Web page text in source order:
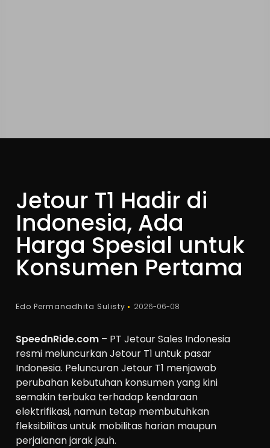
Jetour T1 Hadir di
Indonesia, Ada
Harga Spesial untuk
Konsumen Pertama
Edo Permanadhita Sulisty 2026-06-08
SpeednRide.com – PT Jetour Sales Indonesia
resmi meluncurkan Jetour T1 untuk pasar
Indonesia. Peluncuran Jetour T1 menjawab
perubahan kebutuhan konsumen yang kini
semakin terbuka terhadap kendaraan
elektrifikasi, namun tetap membutuhkan
fleksibilitas untuk mobilitas harian maupun
perjalanan jarak jauh.